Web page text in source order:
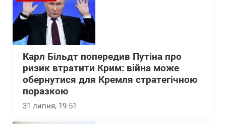
Карл Більдт попередив Путіна про
ризик втратити Крим: війна може
обернутися для Кремля стратегічною
поразкою
31 липня, 19:51